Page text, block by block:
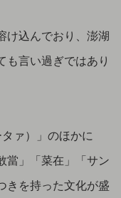
け込んでおり、澎湖
も言い過ぎではあり
ァ）」のほかに
當」「菜在」「サン
きを持った文化が盛